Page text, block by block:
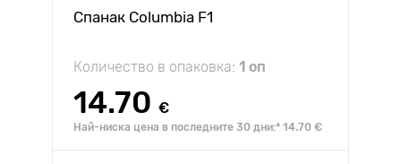
Спанак Columbia F1
Количество в опаковка: 1 оп
14.70 €
Най-ниска цена в последните 30 дни:* 14.70 €